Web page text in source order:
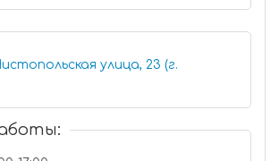
улица, 23 (г.